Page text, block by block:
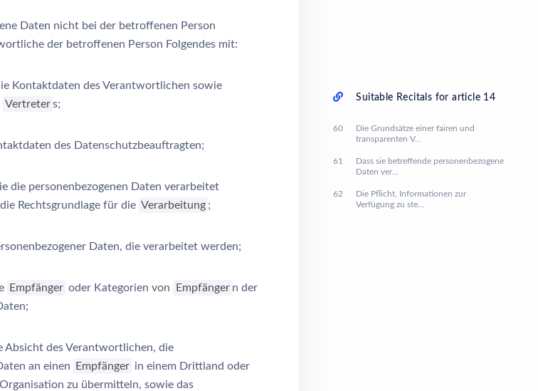
Daten nicht bei der betroffenen Person
der betroffenen Person Folgendes mit:
Kontaktdaten des Verantwortlichen sowie
Vertreter s;
des Datenschutzbeauftragten;
die personenbezogenen Daten verarbeitet
Rechtsgrundlage für die Verarbeitung ;
Daten, die verarbeitet werden;
Empfänger oder Kategorien von Empfänger n der
des Verantwortlichen, die
an einen
Empfänger in einem Drittland oder
zu übermitteln, sowie das
Suitable Recitals for article 14
60
Die Grundsätze einer fairen und
transparenten V...
61
Dass sie betreffende personenbezogene
Daten ver...
62
Die Pflicht, Informationen zur
Verfügung zu ste...